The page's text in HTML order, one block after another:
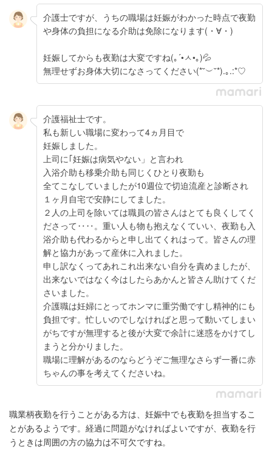
介護士ですが、うちの職場は妊娠がわかった時点で夜勤
や身体の負担になる介助は免除になります(・∀・)
妊娠してからも夜勤は大変ですね(｡´•ㅅ•｡)💦
無理せずお身体大切になさってください(*˘︶˘*).｡.:*♡
介護福祉士です。
私も新しい職場に変わって4ヵ月目で
妊娠しました。
上司に｢妊娠は病気やない」と言われ
入浴介助も移乗介助も同じくひとり夜勤も
全てこなしていましたが10週位で切迫流産と診断され
１ヶ月自宅で安静にしてました。
２人の上司を除いては職員の皆さんはとても良くしてく
ださって‥‥。重い人も物も抱えなくていい、夜勤も入
浴介助も代わるからと申し出てくれはって。皆さんの理
解と協力があって産休に入れました。
申し訳なくってあれこれ出来ない自分を責めましたが、
出来ないではなく今はしたらあかんと皆さん助けてくだ
さいました。
介護職は妊婦にとってホンマに重労働ですし精神的にも
負担です。忙しいのでしなければと思って動いてしまい
がちですが無理すると後が大変で余計に迷惑をかけてし
まうと分かりました。
職場に理解があるのならどうぞご無理なさらず一番に赤
ちゃんの事を考えてくださいね。
職業柄夜勤を行うことがある方は、妊娠中でも夜勤を担当するこ
とがあるようです。経過に問題がなければよいですが、夜勤を行
うときは周囲の方の協力は不可欠ですね。